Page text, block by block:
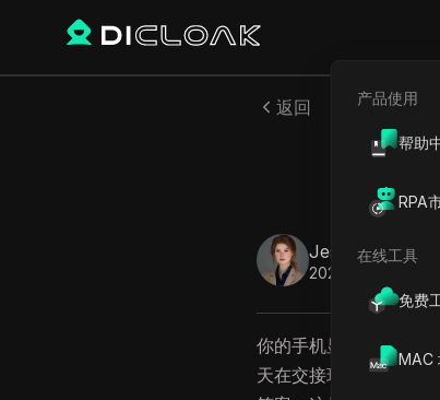
产品使用
帮助
RPA
在线工具
免费
MAC
返回
Jessica Wardell
2026年5月
你的手机显示一个灰色
天在交接环节突然中断